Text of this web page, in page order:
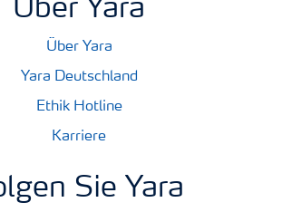
Über Yara
Über Yara
Yara Deutschland
Ethik Hotline
Karriere
Sie Yara